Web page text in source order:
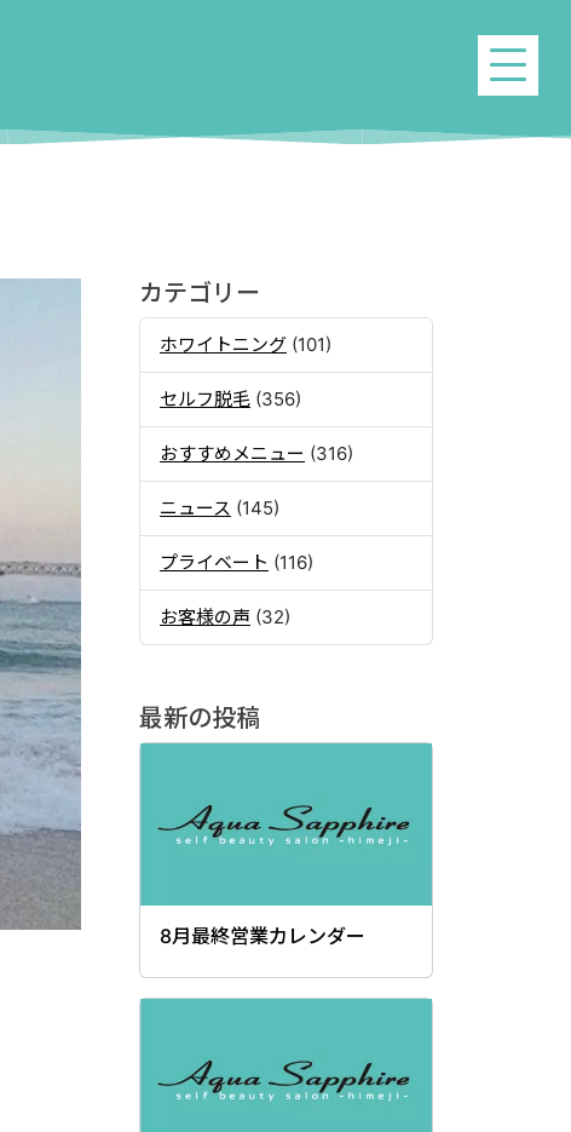
カテゴリー
ホワイトニング (101)
セルフ脱毛 (356)
おすすめメニュー (316)
ニュース (145)
プライベート (116)
お客様の声 (32)
最新の投稿
8月最終営業カレンダー